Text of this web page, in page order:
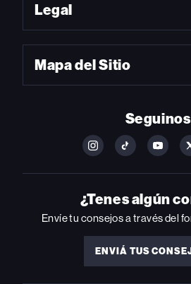
Legal
Mapa del Sitio
Seguinos
FOLLOW
ON
INSTAGRAM
FOLLOW
ON
YOUTUBE
FOLLOW
ON
YOUTUBE
¿Tenes algún
Envíe tu consejos a través del
ENVIÁ TUS
ENVIÁ